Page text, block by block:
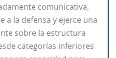
comunicativa,
a la defensa y ejerce una
sobre la estructura
categorías inferiores